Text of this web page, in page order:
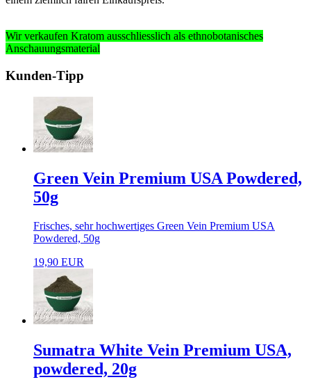
Wir verkaufen Kratom ausschliesslich als ethnobotanisches
Anschauungsmaterial
Kunden-Tipp
Green Vein Premium USA Powdered,
50g
Frisches, sehr hochwertiges Green Vein Premium USA
Powdered, 50g
19,90 EUR
Sumatra White Vein Premium USA,
powdered, 20g